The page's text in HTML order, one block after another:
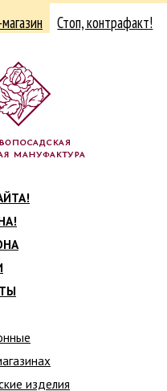
Стоп, контрафакт!
изделия